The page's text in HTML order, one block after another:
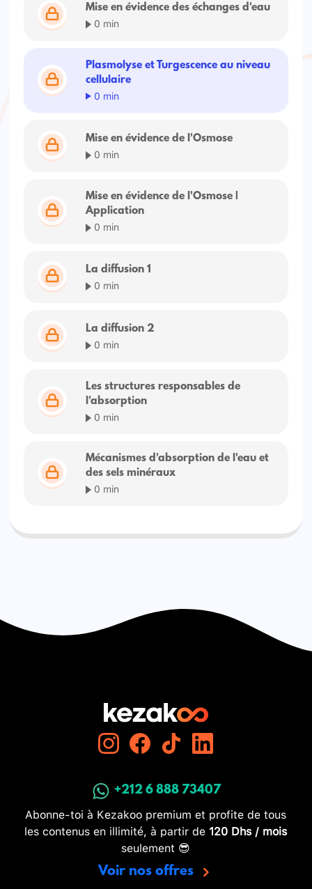
Mise en évidence des échanges d'eau
0 min
Plasmolyse et Turgescence au niveau
cellulaire
0 min
Mise en évidence de l'Osmose
0 min
Mise en évidence de l'Osmose |
Application
0 min
La diffusion 1
0 min
La diffusion 2
0 min
Les structures responsables de
l'absorption
0 min
Mécanismes d'absorption de l'eau et
des sels minéraux
0 min
+212 6 888 73407
Abonne-toi à Kezakoo premium et profite de tous
les contenus en illimité, à partir de 120 Dhs / mois
seulement 😎
Voir nos offres